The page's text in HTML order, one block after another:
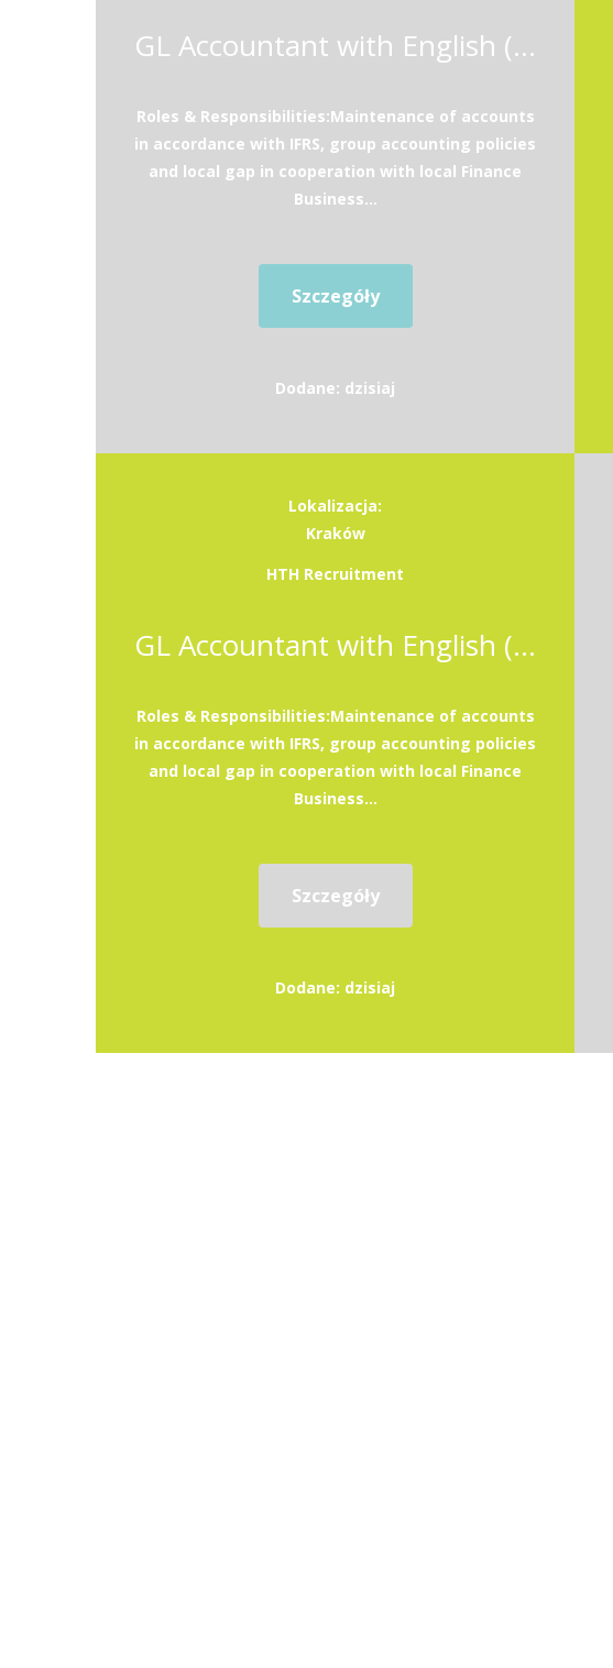
GL Accountant with English (K/M)
Roles & Responsibilities:Maintenance of accounts
in accordance with IFRS, group accounting policies
and local gap in cooperation with local Finance
Business...
Szczegóły
Dodane: dzisiaj
Lokalizacja:
Kraków
HTH Recruitment
GL Accountant with English (K/M)
Roles & Responsibilities:Maintenance of accounts
in accordance with IFRS, group accounting policies
and local gap in cooperation with local Finance
Business...
Szczegóły
Dodane: dzisiaj